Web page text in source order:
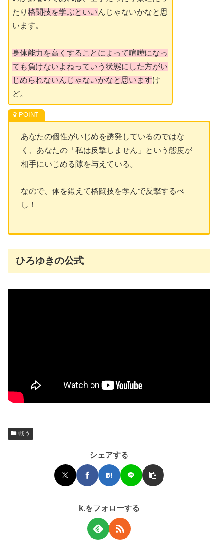
たり 格闘技を学ぶといいんじゃないかなと思
います。
身体能力を高くすることによって喧嘩になっ
ても負けないよねっていう状態にした方がい
じめられないんじゃないかなと思いますけ
ど。
あなたの個性がいじめを誘発しているのではな
く、あなたの「私は反撃しません」という態度が
相手にいじめる隙を与えている。
なので、体を鍛えて格闘技を学んで反撃するべ
し！
ひろゆきの公式
戦う
シェアする
k.をフォローする